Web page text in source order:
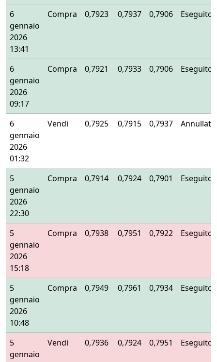
6
gennaio
2026
13:41
Compra 0,7923 0,7937 0,7906 Eseguito
6
gennaio
2026
09:17
Compra 0,7921 0,7933 0,7906 Eseguito
6
gennaio
2026
01:32
Vendi 0,7925 0,7915 0,7937 Annullato
5
gennaio
2026
22:30
Compra 0,7914 0,7924 0,7901 Eseguito
5
gennaio
2026
15:18
Compra 0,7938 0,7951 0,7922 Eseguito
5
gennaio
2026
10:48
Compra 0,7949 0,7961 0,7934 Eseguito
5
gennaio
Vendi 0,7936 0,7924 0,7951 Eseguito